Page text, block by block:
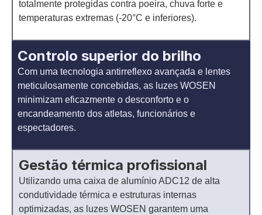
totalmente protegidas contra poeira, chuva forte e
temperaturas extremas (-20°C e inferiores).
Controlo superior do brilho
Com uma tecnologia antirreflexo avançada e lentes
meticulosamente concebidas, as luzes WOSEN
minimizam eficazmente o desconforto e o
encandeamento dos atletas, funcionários e
espectadores.
Gestão térmica profissional
Utilizando uma caixa de alumínio ADC12 de alta
condutividade térmica e estruturas internas
optimizadas, as luzes WOSEN garantem uma